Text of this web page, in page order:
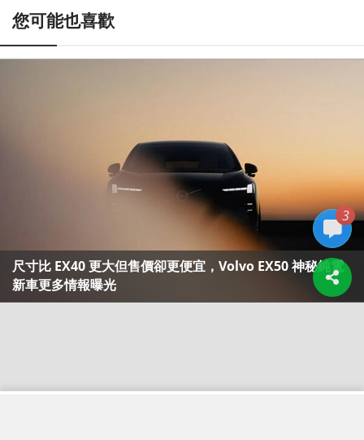
3
您可能也喜歡
尺寸比 EX40 更大但售價卻更便宜，Volvo EX50 神秘純電
新車更多情報曝光